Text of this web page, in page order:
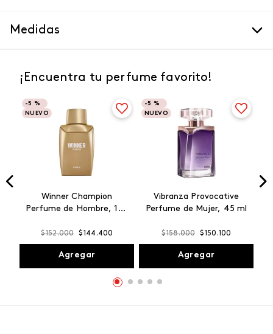
Medidas
¡Encuentra tu perfume favorito!
-5 %
NUEVO
Winner Champion
Perfume de Hombre, 100
$152.000 $144 .400
Agregar
-5 %
NUEVO
Vibranza Provocative
Perfume de Mujer, 45 ml
$158.000 $150 .100
Agregar